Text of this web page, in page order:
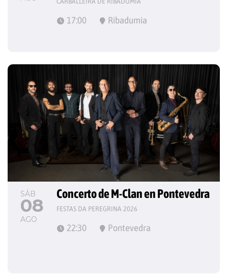
17:00 Ribadumia
SÁB
08
AGO
Concerto de M-Clan en Pontevedra
FESTAS DA PEREGRINA 2026
22:30 Pontevedra